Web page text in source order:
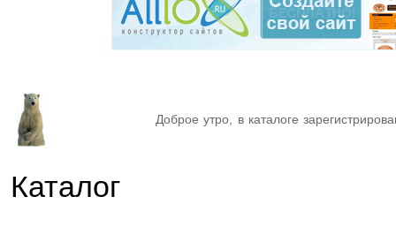
Доброе утро, в каталоге
Каталог